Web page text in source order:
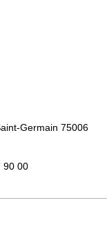
Germain 75006
90 00